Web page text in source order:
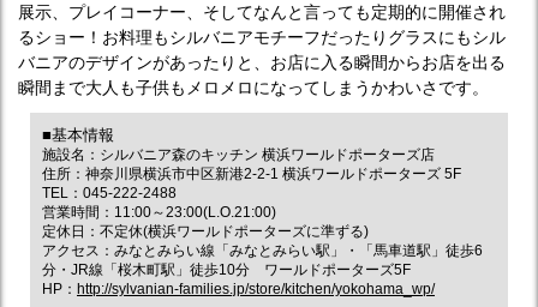
展示、プレイコーナー、そしてなんと言っても定期的に開催され
るショー！お料理もシルバニアモチーフだったりグラスにもシル
バニアのデザインがあったりと、お店に入る瞬間からお店を出る
瞬間まで大人も子供もメロメロになってしまうかわいさです。
■基本情報
施設名：シルバニア森のキッチン 横浜ワールドポーターズ店
住所：神奈川県横浜市中区新港2-2-1 横浜ワールドポーターズ 5F
TEL：045-222-2488
営業時間：11:00～23:00(L.O.21:00)
定休日：不定休(横浜ワールドポーターズに準ずる)
アクセス：みなとみらい線「みなとみらい駅」・「馬車道駅」徒歩6
分・JR線「桜木町駅」徒歩10分 ワールドポーターズ5F
HP： http://sylvanian-families.jp/store/kitchen/yokohama_wp/